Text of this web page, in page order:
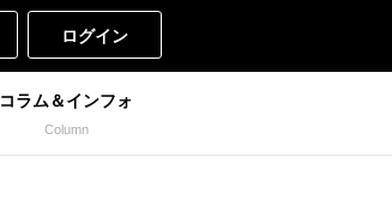
ログイン
コラム＆インフォ
Column